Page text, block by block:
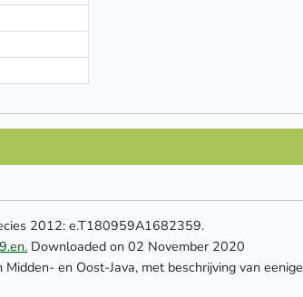
2012: e.T180959A1682359.
Downloaded on 02 November 2020
en Oost-Java, met beschrijving van eenige